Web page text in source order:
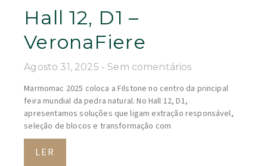
Hall 12, D1 –
VeronaFiere
Agosto 31, 2025 Sem comentários
Marmomac 2025 coloca a Filstone no centro da principal
feira mundial da pedra natural. No Hall 12, D1,
apresentamos soluções que ligam extração responsável,
seleção de blocos e transformação com
LER